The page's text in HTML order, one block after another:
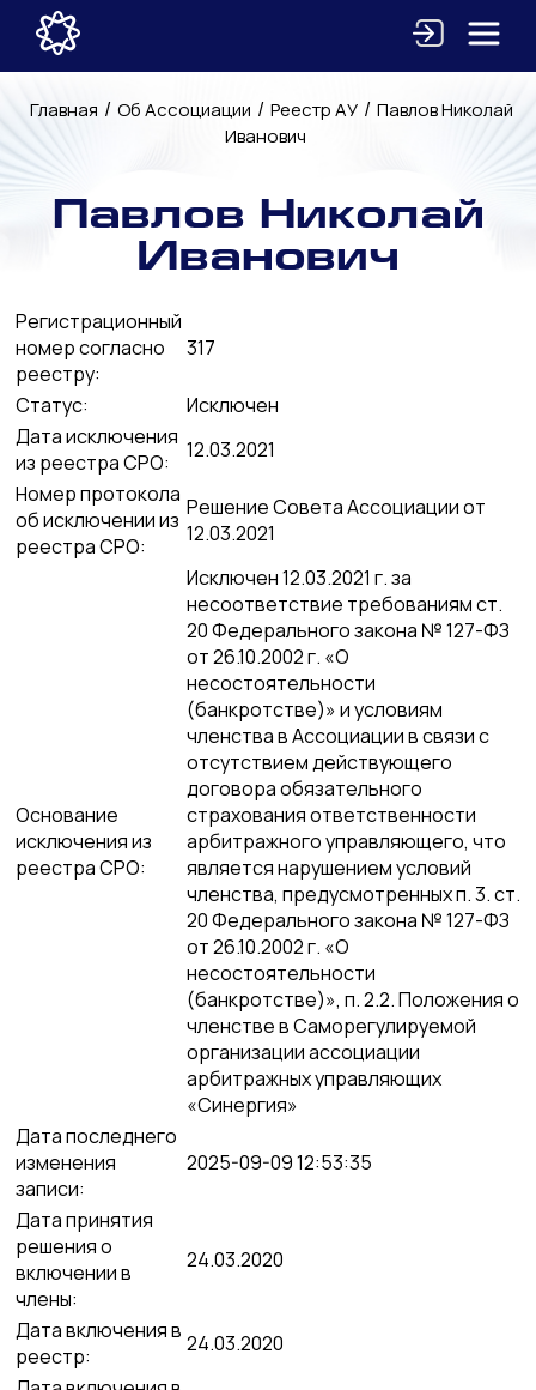
Главная / Об Ассоциации / Реестр АУ / Павлов Николай
Иванович
Павлов Николай
Иванович
Регистрационный
номер согласно
реестру:
317
Статус:
Исключен
Дата исключения
из реестра СРО:
12.03.2021
Номер протокола
об исключении из
реестра СРО:
Решение Совета Ассоциации от
12.03.2021
Основание
исключения из
реестра СРО:
Исключен 12.03.2021 г. за
несоответствие требованиям ст.
20 Федерального закона № 127-ФЗ
от 26.10.2002 г. «О
несостоятельности
(банкротстве)» и условиям
членства в Ассоциации в связи с
отсутствием действующего
договора обязательного
страхования ответственности
арбитражного управляющего, что
является нарушением условий
членства, предусмотренных п. 3. ст.
20 Федерального закона № 127-ФЗ
от 26.10.2002 г. «О
несостоятельности
(банкротстве)», п. 2.2. Положения о
членстве в Саморегулируемой
организации ассоциации
арбитражных управляющих
«Синергия»
Дата последнего
изменения
записи:
2025-09-09 12:53:35
Дата принятия
решения о
включении в
члены:
24.03.2020
Дата включения в
реестр:
24.03.2020